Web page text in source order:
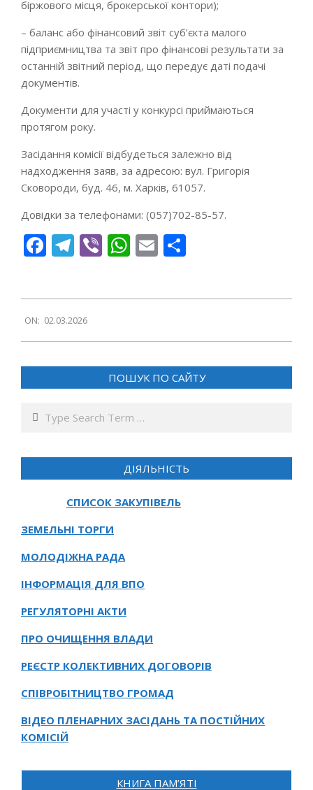
біржового місця, брокерської контори);
– баланс або фінансовий звіт суб’єкта малого
підприємництва та звіт про фінансові результати за
останній звітний період, що передує даті подачі
документів.
Документи для участі у конкурсі приймаються
протягом року.
Засідання комісії відбудеться залежно від
надходження заяв, за адресою: вул. Григорія
Сковороди, буд. 46, м. Харків, 61057.
Довідки за телефонами: (057)702-85-57.
Facebook
Telegram
ViberWhatsApp
Email
03-
02
ON: 02.03.2026
ПОШУК ПО САЙТУ
Search
ДІЯЛЬНІСТЬ
СПИСОК ЗАКУПІВЕЛЬ
ЗЕМЕЛЬНІ ТОРГИ
МОЛОДІЖНА РАДА
ІНФОРМАЦІЯ ДЛЯ ВПО
РЕГУЛЯТОРНІ АКТИ
ПРО ОЧИЩЕННЯ ВЛАДИ
РЕЄСТР КОЛЕКТИВНИХ ДОГОВОРІВ
СПІВРОБІТНИЦТВО ГРОМАД
ВІДЕО ПЛЕНАРНИХ ЗАСІДАНЬ ТА ПОСТІЙНИХ
КОМІСІЙ
КНИГА ПАМ’ЯТІ